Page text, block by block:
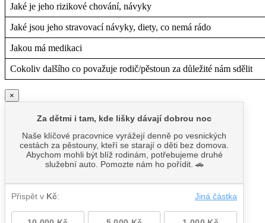
Jaké je jeho rizikové chování, návyky
Jaké jsou jeho stravovací návyky, diety, co nemá rádo
Jakou má medikaci
Cokoliv dalšího co považuje rodič/pěstoun za důležité nám sdělit
×